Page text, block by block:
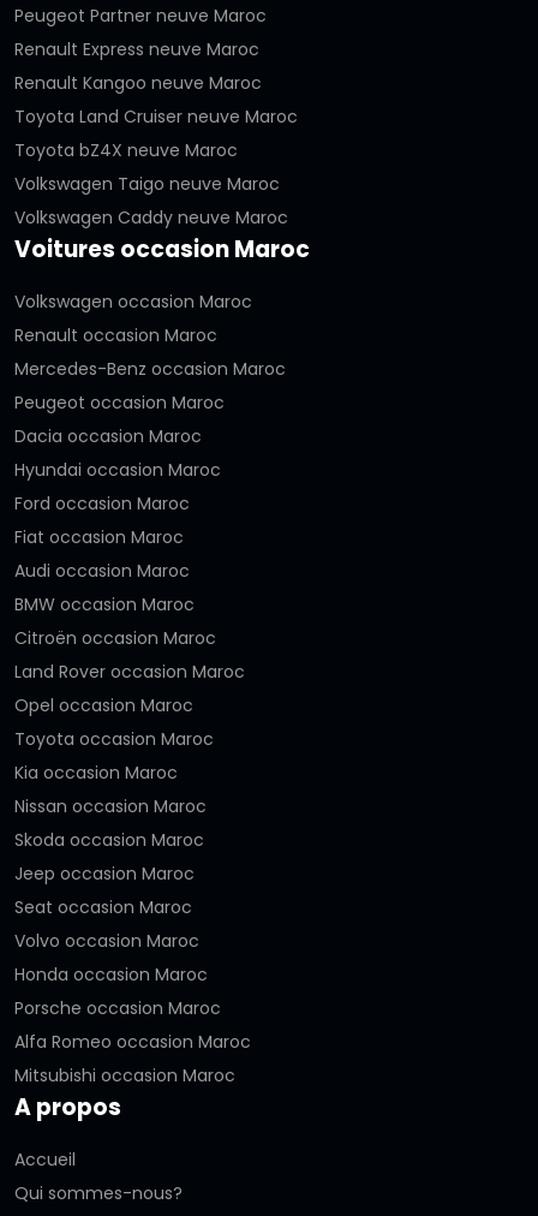
Peugeot Partner neuve Maroc
Renault Express neuve Maroc
Renault Kangoo neuve Maroc
Toyota Land Cruiser neuve Maroc
Toyota bZ4X neuve Maroc
Volkswagen Taigo neuve Maroc
Volkswagen Caddy neuve Maroc
Voitures occasion Maroc
Volkswagen occasion Maroc
Renault occasion Maroc
Mercedes-Benz occasion Maroc
Peugeot occasion Maroc
Dacia occasion Maroc
Hyundai occasion Maroc
Ford occasion Maroc
Fiat occasion Maroc
Audi occasion Maroc
BMW occasion Maroc
Citroën occasion Maroc
Land Rover occasion Maroc
Opel occasion Maroc
Toyota occasion Maroc
Kia occasion Maroc
Nissan occasion Maroc
Skoda occasion Maroc
Jeep occasion Maroc
Seat occasion Maroc
Volvo occasion Maroc
Honda occasion Maroc
Porsche occasion Maroc
Alfa Romeo occasion Maroc
Mitsubishi occasion Maroc
A propos
Accueil
Qui sommes-nous?